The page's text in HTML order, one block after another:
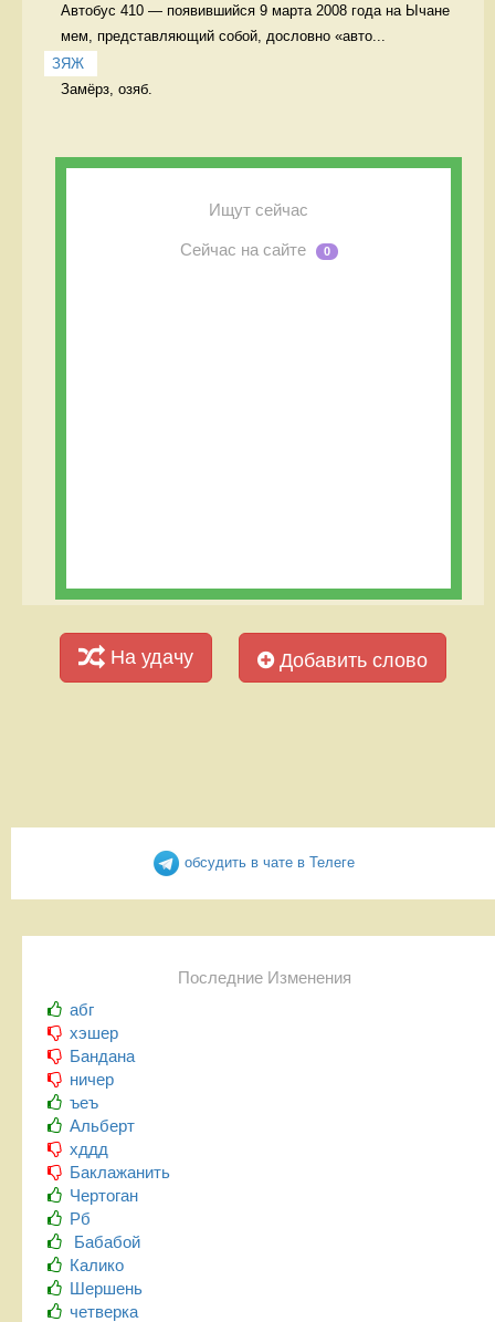
Автобус 410 — появившийся 9 марта 2008 года на Ычане
мем, представляющий собой, дословно «авто...
ЗЯЖ
Замёрз, озяб.
Ищут сейчас
Сейчас на сайте 0
На удачу Добавить слово
обсудить в чате в Телеге
Последние Изменения
абг
хэшер
Бандана
ничер
ъеъ
Альберт
хддд
Баклажанить
Чертоган
Рб
Бабабой
Калико
Шершень
четверка